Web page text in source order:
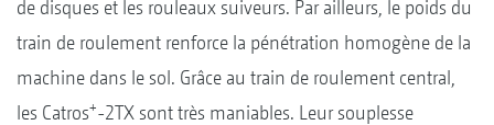
de disques et les rouleaux suiveurs. Par ailleurs, le poids du
train de roulement renforce la pénétration homogène de la
machine dans le sol. Grâce au train de roulement central,
les Catros+-2TX sont très maniables. Leur souplesse